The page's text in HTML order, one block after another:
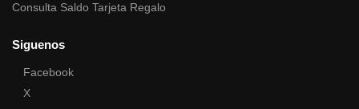
Consulta Saldo Tarjeta Regalo
Siguenos
Facebook
X